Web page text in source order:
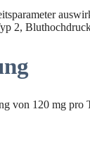
2,
von 120 mg